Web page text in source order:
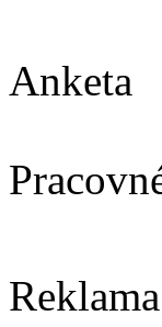
Anketa
Reklama